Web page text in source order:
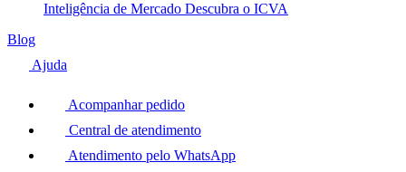
Inteligência de Mercado Descubra o ICVA
Blog
Ajuda
Acompanhar pedido
Central de atendimento
Atendimento pelo WhatsApp